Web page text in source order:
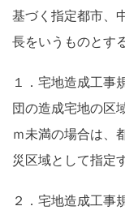
基づく指定都市、
長をいうものとす
１．宅地造成工事
団の造成宅地の区
ｍ未満の場合は、
災区域として指定
２．宅地造成工事